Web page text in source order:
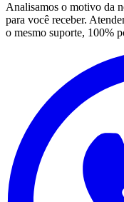
Analisamos o motivo da
para você receber.
o mesmo suporte, 100%